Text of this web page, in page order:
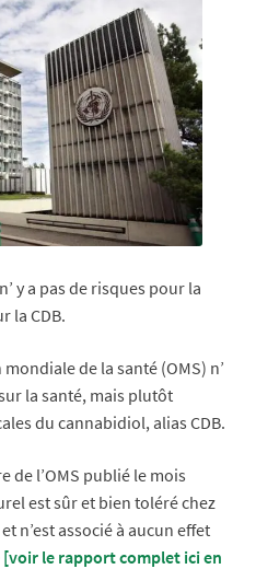
y a pas de risques pour la
la CDB.
de la santé (OMS) n’
la santé, mais plutôt
du cannabidiol, alias CDB.
l’OMS publié le mois
est sûr et bien toléré chez
n’est associé à aucun effet
[voir le rapport complet ici en